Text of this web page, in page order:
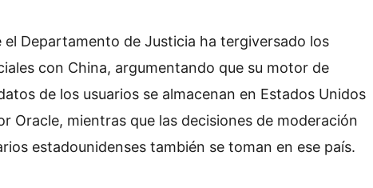
Departamento de Justicia ha tergiversado los
con China, argumentando que su motor de
de los usuarios se almacenan en Estados Unidos
Oracle, mientras que las decisiones de moderación
estadounidenses también se toman en ese país.